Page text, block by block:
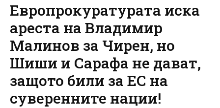
Европрокуратурата иска
ареста на Владимир
Малинов за Чирен, но
Шиши и Сарафа не дават,
защото били за ЕС на
суверенните нации!